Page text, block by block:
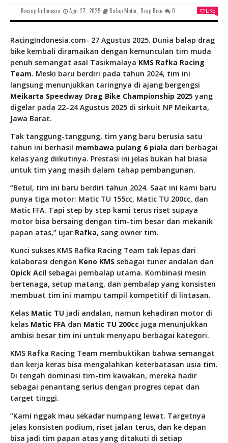
Racing Indonesia Agu 27, 2025 Balap Motor, Drag Bike 0 LIKE
RacingIndonesia.com- 27 Agustus 2025. Dunia balap drag
bike kembali diramaikan dengan kemunculan tim muda
penuh semangat asal Tasikmalaya KMS Rafka Racing
Team. Meski baru berdiri pada tahun 2024, tim ini
langsung menunjukkan taringnya di ajang bergengsi
Meikarta Speedway Drag Bike Championship 2025 yang
digelar pada 22–24 Agustus 2025 di sirkuit NP Meikarta,
Jawa Barat.
Tak tanggung-tanggung, tim yang baru berusia satu
tahun ini berhasil membawa pulang 6 piala dari berbagai
kelas yang diikutinya. Prestasi ini jelas bukan hal biasa
untuk tim yang masih dalam tahap pembangunan.
“Betul, tim ini baru berdiri tahun 2024. Saat ini kami baru
punya tiga motor: Matic TU 155cc, Matic TU 200cc, dan
Matic FFA. Tapi step by step kami terus riset supaya
motor bisa bersaing dengan tim-tim besar dan mekanik
papan atas,” ujar Rafka, sang owner tim.
Kunci sukses KMS Rafka Racing Team tak lepas dari
kolaborasi dengan Keno KMS sebagai tuner andalan dan
Opick Acil sebagai pembalap utama. Kombinasi mesin
bertenaga, setup matang, dan pembalap yang konsisten
membuat tim ini mampu tampil kompetitif di lintasan.
Kelas Matic TU jadi andalan, namun kehadiran motor di
kelas Matic FFA dan Matic TU 200cc juga menunjukkan
ambisi besar tim ini untuk menyapu berbagai kategori.
KMS Rafka Racing Team membuktikan bahwa semangat
dan kerja keras bisa mengalahkan keterbatasan usia tim.
Di tengah dominasi tim-tim kawakan, mereka hadir
sebagai penantang serius dengan progres cepat dan
target tinggi.
“Kami nggak mau sekadar numpang lewat. Targetnya
jelas konsisten podium, riset jalan terus, dan ke depan
bisa jadi tim papan atas yang ditakuti di setiap